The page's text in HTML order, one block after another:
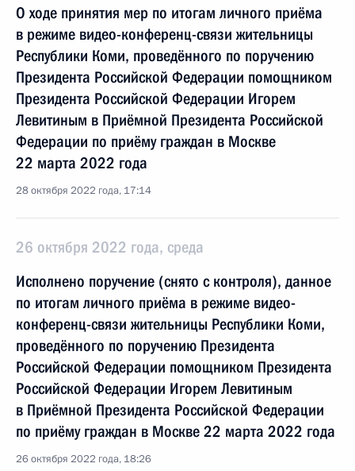
О ходе принятия мер по итогам личного приёма
в режиме видео-конференц-связи жительницы
Республики Коми, проведённого по поручению
Президента Российской Федерации помощником
Президента Российской Федерации Игорем
Левитиным в Приёмной Президента Российской
Федерации по приёму граждан в Москве
22 марта 2022 года
28 октября 2022 года, 17:14
26 октября 2022 года, среда
Исполнено поручение (снято с контроля), данное
по итогам личного приёма в режиме видео-
конференц-связи жительницы Республики Коми,
проведённого по поручению Президента
Российской Федерации помощником Президента
Российской Федерации Игорем Левитиным
в Приёмной Президента Российской Федерации
по приёму граждан в Москве 22 марта 2022 года
26 октября 2022 года, 18:26